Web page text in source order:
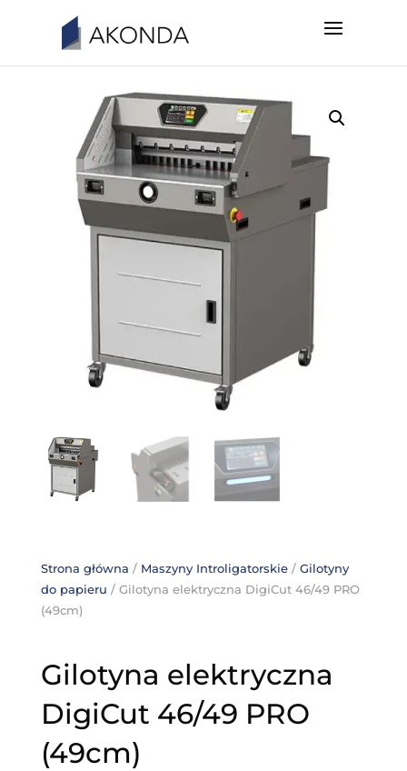
Strona główna / Maszyny Introligatorskie/ Gilotyny
do papieru / Gilotyna elektryczna DigiCut 46/49 PRO
(49cm)
Gilotyna elektryczna
DigiCut 46/49 PRO
(49cm)